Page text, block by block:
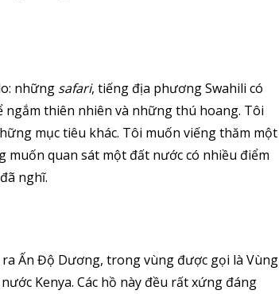
những safari, tiếng địa phương Swahili có
thiên nhiên và những thú hoang. Tôi
mục tiêu khác. Tôi muốn viếng thăm một
quan sát một đất nước có nhiều điểm
nghĩ.
Ấn Độ Dương, trong vùng được gọi là Vùng
Kenya. Các hồ này đều rất xứng đáng